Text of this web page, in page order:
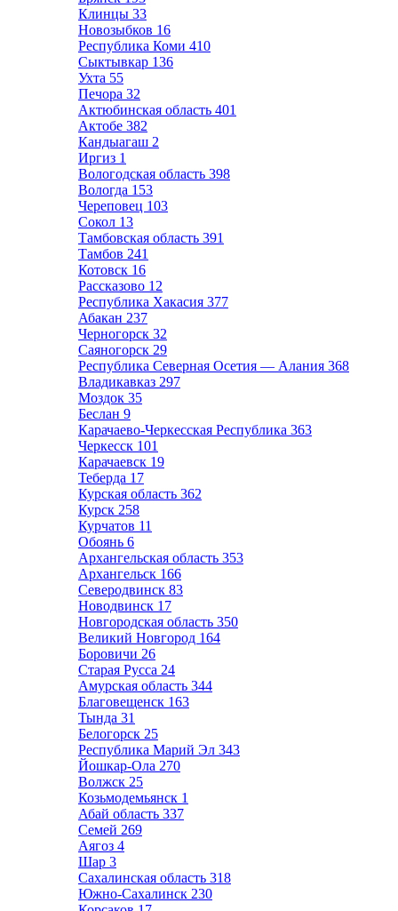
Клинцы 33
Новозыбков 16
Республика Коми 410
Сыктывкар 136
Ухта 55
Печора 32
Актюбинская область 401
Актобе 382
Кандыагаш 2
Иргиз 1
Вологодская область 398
Вологда 153
Череповец 103
Сокол 13
Тамбовская область 391
Тамбов 241
Котовск 16
Рассказово 12
Республика Хакасия 377
Абакан 237
Черногорск 32
Саяногорск 29
Республика Северная Осетия — Алания 368
Владикавказ 297
Моздок 35
Беслан 9
Карачаево-Черкесская Республика 363
Черкесск 101
Карачаевск 19
Теберда 17
Курская область 362
Курск 258
Курчатов 11
Обоянь 6
Архангельская область 353
Архангельск 166
Северодвинск 83
Новодвинск 17
Новгородская область 350
Великий Новгород 164
Боровичи 26
Старая Русса 24
Амурская область 344
Благовещенск 163
Тында 31
Белогорск 25
Республика Марий Эл 343
Йошкар-Ола 270
Волжск 25
Козьмодемьянск 1
Абай область 337
Семей 269
Аягоз 4
Шар 3
Сахалинская область 318
Южно-Сахалинск 230